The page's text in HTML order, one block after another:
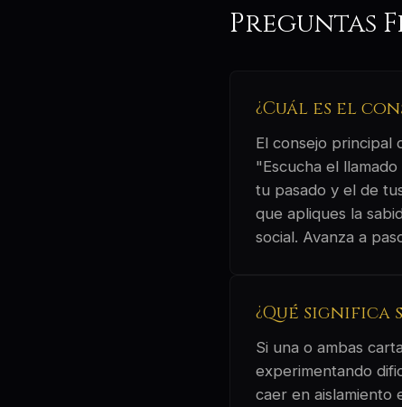
Preguntas
¿Cuál es el
El consejo principal
"Escucha el
tu pasado y el de
que apliques la
social. Avanza a
¿Qué
Si una o ambas
experimentando
caer en aislamiento